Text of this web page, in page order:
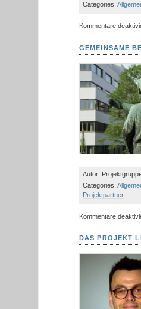
Categories:
Kommentare
GEMEINSAME
Autor:
Categories:
Projektpartner
Kommentare
DAS PROJEKT